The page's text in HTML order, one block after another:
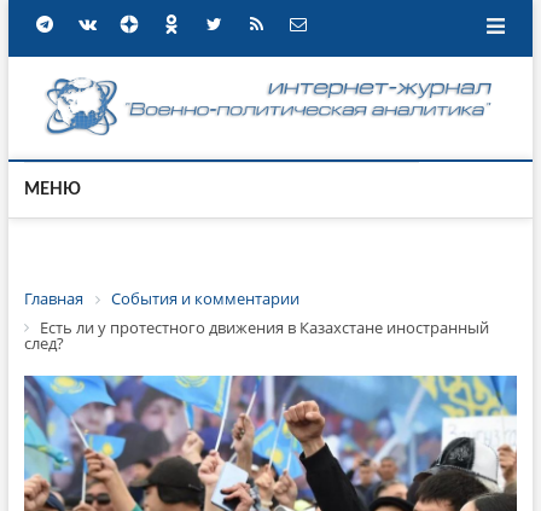
МЕНЮ
Главная
События и комментарии
Есть ли у протестного движения в Казахстане иностранный
след?